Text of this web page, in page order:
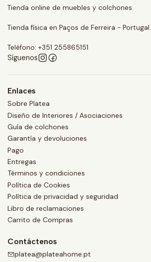
Tienda online de muebles y colchones.
Tienda física en Paços de Ferreira - Portugal.
Teléfono: +351 255865151
Síguenos
Enlaces
Sobre Platea
Diseño de Interiores / Asociaciones
Guía de colchones
Garantía y devoluciones
Pago
Entregas
Términos y condiciones
Política de Cookies
Política de privacidad y seguridad
Libro de reclamaciones
Carrito de Compras
Contáctenos
platea@plateahome.pt